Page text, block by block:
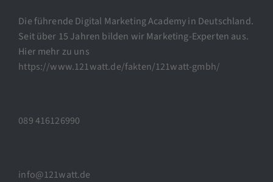
Die führende Digital Marketing Academy in Deutschland.
Seit über 15 Jahren bilden wir Marketing-Experten aus.
Hier mehr zu uns
https://www.121watt.de/fakten/121watt-gmbh/
089 416126990
info@121watt.de